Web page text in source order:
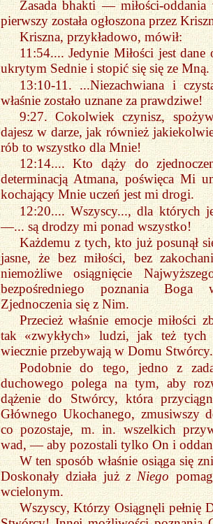
Zasada bhakti — miłości-
pierwszy została ogłoszona przez
Kriszna, przykładowo, mówił:
11:54.... Jedynie Miłości jest
ukrytym Sednie i stopić się się ze Mną.
13:10-11. ...Niezachwiana i
właśnie zostało uznane za prawdziwe!
9:27. Cokolwiek czynisz,
dajesz w darze, jak również
rób to wszystko dla Mnie!
12:14.... Kto dąży do
determinacją Atmana, poświęca Mi
kochający Mnie uczeń jest mi drogi.
12:20.... Wszyscy..., dla których
—... są drodzy mi ponad wszystko!
Każdemu z tych, kto już posunął
jasne, że bez miłości, bez
niemożliwe osiągnięcie
bezpośredniego poznania
Zjednoczenia się z Nim.
Przecież właśnie emocje miłości
tak «zwykłych» ludzi, jak też tych
wiecznie przebywają w Domu Stwórcy.
Podobnie do tego, jedno z
duchowego polega na tym, aby
dążenie do Stwórcy, która
Głównego Ukochanego, zmusiwszy
co pozostaje, m. in. wszelkich
wad, — aby pozostali tylko On i
W ten sposób właśnie osiąga się
Doskonały działa jużz Niego
wcielonym.
Wszyscy, Którzy Osiągnęli pełnię